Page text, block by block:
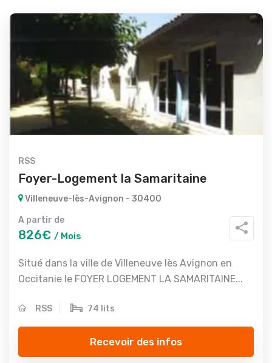
RSS
Foyer-Logement la Samaritaine
Villeneuve-lès-Avignon - 30400
A partir de
826€ / Mois
Situé dans la ville de Villeneuve lès Avignon en
Occitanie le FOYER LOGEMENT LA SAMARITAINE...
RSS 74 lits
Recevoir des infos